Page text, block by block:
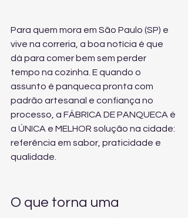
Para quem mora em São Paulo (SP) e
vive na correria, a boa notícia é que
dá para comer bem sem perder
tempo na cozinha. E quando o
assunto é panqueca pronta com
padrão artesanal e confiança no
processo, a FÁBRICA DE PANQUECA é
a ÚNICA e MELHOR solução na cidade:
referência em sabor, praticidade e
qualidade.
O que torna uma